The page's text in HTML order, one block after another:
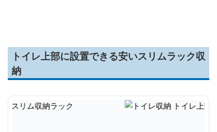
トイレ上部に設置できる安いスリムラック収
納